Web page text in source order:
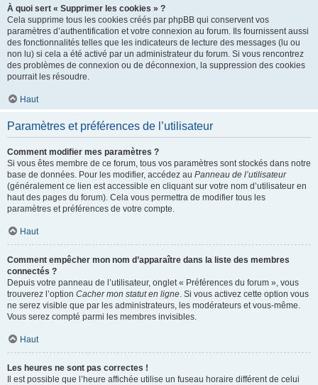
À quoi sert « Supprimer les cookies » ?
Cela supprime tous les cookies créés par phpBB qui conservent vos
paramètres d’authentification et votre connexion au forum. Ils fournissent aussi
des fonctionnalités telles que les indicateurs de lecture des messages (lu ou
non lu) si cela a été activé par un administrateur du forum. Si vous rencontrez
des problèmes de connexion ou de déconnexion, la suppression des cookies
pourrait les résoudre.
Haut
Paramètres et préférences de l’utilisateur
Comment modifier mes paramètres ?
Si vous êtes membre de ce forum, tous vos paramètres sont stockés dans notre
base de données. Pour les modifier, accédez au Panneau de l’utilisateur
(généralement ce lien est accessible en cliquant sur votre nom d’utilisateur en
haut des pages du forum). Cela vous permettra de modifier tous les
paramètres et préférences de votre compte.
Haut
Comment empêcher mon nom d’apparaître dans la liste des membres
connectés ?
Depuis votre panneau de l’utilisateur, onglet « Préférences du forum », vous
trouverez l’option Cacher mon statut en ligne. Si vous activez cette option vous
ne serez visible que par les administrateurs, les modérateurs et vous-même.
Vous serez compté parmi les membres invisibles.
Haut
Les heures ne sont pas correctes !
Il est possible que l’heure affichée utilise un fuseau horaire différent de celui